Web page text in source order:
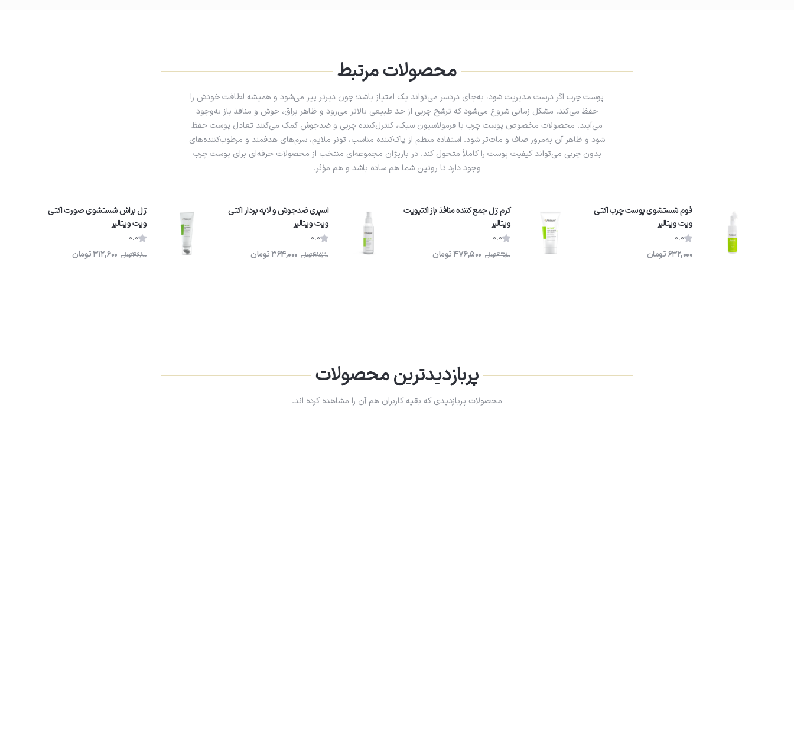
محصولات مرتبط
پوست چرب اگر درست مدیریت شود، به‌جای دردسر می‌تواند یک امتیاز باشد؛ چون دیرتر پیر می‌شود و همیشه لطافت خودش را
حفظ می‌کند. مشکل زمانی شروع می‌شود که ترشح چربی از حد طبیعی بالاتر می‌رود و ظاهر براق، جوش و منافذ باز به‌وجود
می‌آیند. محصولات مخصوص پوست چرب با فرمولاسیون سبک، کنترل‌کننده چربی و ضدجوش کمک می‌کنند تعادل پوست حفظ
شود و ظاهر آن به‌مرور صاف و مات‌تر شود. استفاده منظم از پاک‌کننده مناسب، تونر ملایم، سرم‌های هدفمند و مرطوب‌کننده‌های
بدون چربی می‌تواند کیفیت پوست را کاملاً متحول کند. در باریژان مجموعه‌ای منتخب از محصولات حرفه‌ای برای پوست چرب
وجود دارد تا روتین شما هم ساده باشد و هم مؤثر.
فوم شستشوی پوست چرب اکتی
ویت ویتالیر
0.0
632,000تومان
کرم ژل جمع کننده منافذ باز اکتیویت
ویتالیر
0.0
635,100تومان 476,500تومان
اسپری ضدجوش و لایه بردار اکتی
ویت ویتالیر
0.0
485,300تومان 364,000تومان
ژل براش شستشوى صورت اکتی
ویت ویتالیر
0.0
416,800تومان 312,600تومان
پربازدیدترین محصولات
محصولات پربازدیدی که بقیه کاربران هم آن را مشاهده کرده اند.